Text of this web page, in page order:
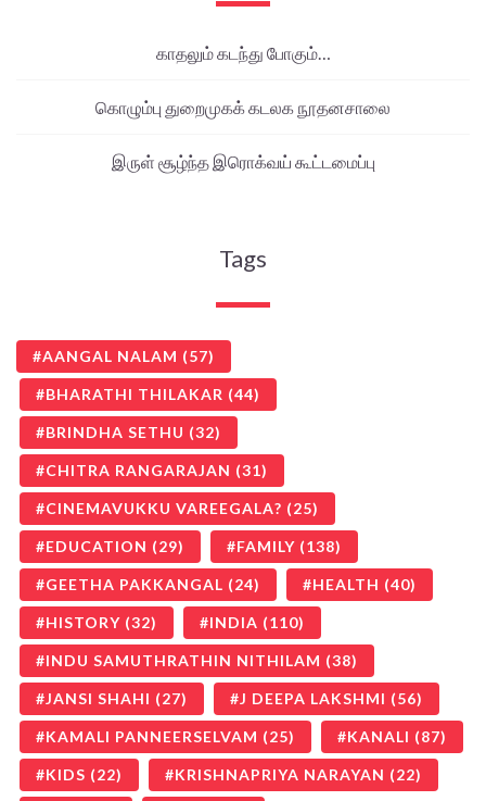
காதலும் கடந்து போகும்…
கொழும்பு துறைமுகக் கடலக நூதனசாலை
இருள் சூழ்ந்த இரொக்வய் கூட்டமைப்பு
Tags
AANGAL NALAM (57)
BHARATHI THILAKAR (44)
BRINDHA SETHU (32)
CHITRA RANGARAJAN (31)
CINEMAVUKKU VAREEGALA? (25)
EDUCATION (29) FAMILY (138)
GEETHA PAKKANGAL (24) HEALTH (40)
HISTORY (32) INDIA (110)
INDU SAMUTHRATHIN NITHILAM (38)
JANSI SHAHI (27) J DEEPA LAKSHMI (56)
KAMALI PANNEERSELVAM (25) KANALI (87)
KIDS (22) KRISHNAPRIYA NARAYAN (22)